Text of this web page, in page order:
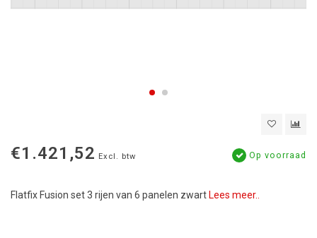
€1.421,52 Excl. btw Op voorraad
Flatfix Fusion set 3 rijen van 6 panelen zwart Lees meer..